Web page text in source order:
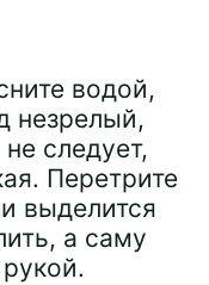
водой,
незрелый,
следует,
Перетрите
выделится
а саму